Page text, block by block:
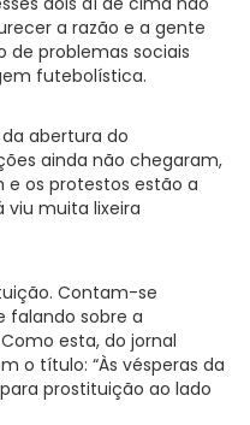
a razão e a gente
problemas sociais
futebolística.
abertura do
ainda não chegaram,
os protestos estão a
viu muita lixeira
Contam-se
falando sobre a
esta, do jornal
o título: “Às vésperas da
prostituição ao lado